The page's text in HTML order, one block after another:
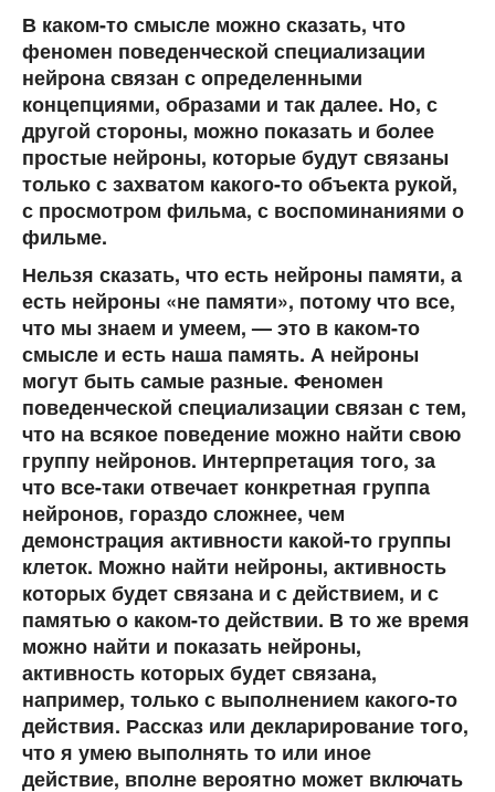
В каком-то смысле можно сказать, что
феномен поведенческой специализации
нейрона связан с определенными
концепциями, образами и так далее. Но, с
другой стороны, можно показать и более
простые нейроны, которые будут связаны
только с захватом какого-то объекта рукой,
с просмотром фильма, с воспоминаниями о
фильме.
Нельзя сказать, что есть нейроны памяти, а
есть нейроны «не памяти», потому что все,
что мы знаем и умеем, — это в каком-то
смысле и есть наша память. А нейроны
могут быть самые разные. Феномен
поведенческой специализации связан с тем,
что на всякое поведение можно найти свою
группу нейронов. Интерпретация того, за
что все-таки отвечает конкретная группа
нейронов, гораздо сложнее, чем
демонстрация активности какой-то группы
клеток. Можно найти нейроны, активность
которых будет связана и с действием, и с
памятью о каком-то действии. В то же время
можно найти и показать нейроны,
активность которых будет связана,
например, только с выполнением какого-то
действия. Рассказ или декларирование того,
что я умею выполнять то или иное
действие, вполне вероятно может включать